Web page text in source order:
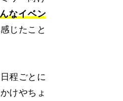
んなイベン
じたこと
程ごとに
けやちょ